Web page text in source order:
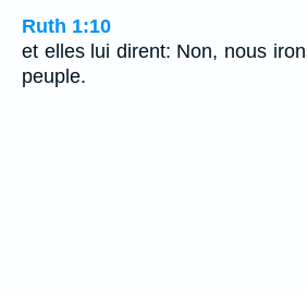
Ruth 1:10
et elles lui dirent: Non, nous
peuple.